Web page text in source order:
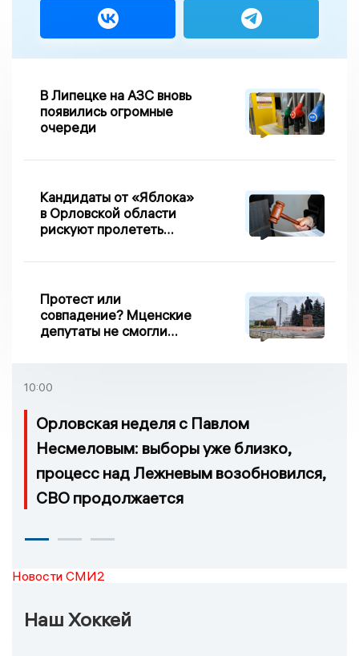
В Липецке на АЗС вновь
появились огромные
очереди
Кандидаты от «Яблока»
в Орловской области
рискуют пролететь
Протест или
совпадение? Мценские
депутаты не смогли
10:00
Орловская неделя с Павлом
Несмеловым: выборы уже близко,
процесс над Лежневым возобновился,
СВО продолжается
Новости СМИ2
Наш Хоккей